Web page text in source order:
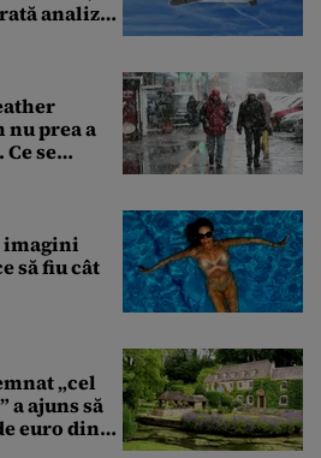
analiza
nu prea a
se
imagini
să fiu cât
„cel
a ajuns să
euro din